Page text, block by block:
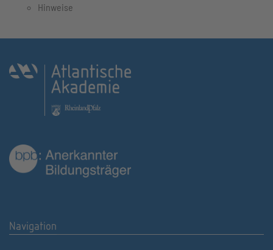
Hinweise
Navigation